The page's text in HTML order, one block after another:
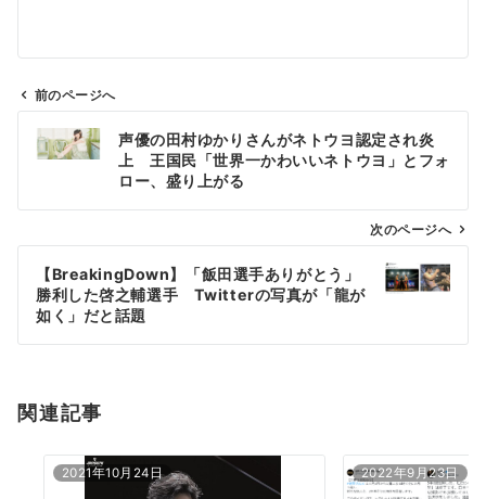
ビ
ン
前のページへ
声優の田村ゆかりさんがネトウヨ認定され炎
上 王国民「世界一かわいいネトウヨ」とフォ
ロー、盛り上がる
次のページへ
【BreakingDown】「飯田選手ありがとう」
勝利した啓之輔選手 Twitterの写真が「龍が
如く」だと話題
関連記事
2021年10月24日 2022年9月23日